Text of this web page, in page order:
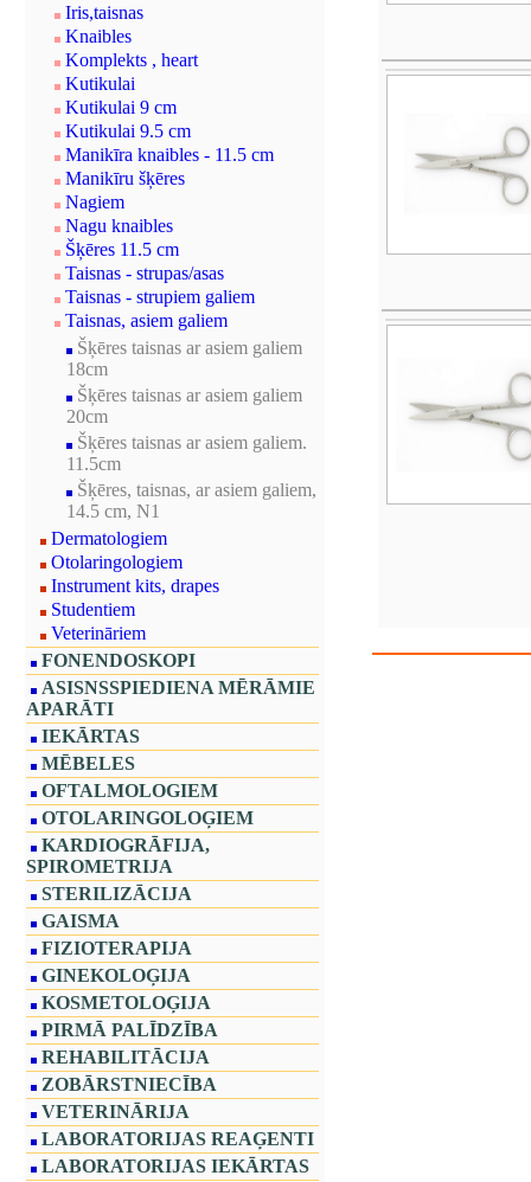
Iris,taisnas
Knaibles
Komplekts , heart
Kutikulai
Kutikulai 9 cm
Kutikulai 9.5 cm
Manikīra knaibles - 11.5 cm
Manikīru šķēres
Nagiem
Nagu knaibles
Šķēres 11.5 cm
Taisnas - strupas/asas
Taisnas - strupiem galiem
Taisnas, asiem galiem
Šķēres taisnas ar asiem galiem
18cm
Šķēres taisnas ar asiem galiem
20cm
Šķēres taisnas ar asiem galiem.
11.5cm
Šķēres, taisnas, ar asiem galiem,
14.5 cm, N1
Dermatologiem
Otolaringologiem
Instrument kits, drapes
Studentiem
Veterināriem
FONENDOSKOPI
ASISNSSPIEDIENA MĒRĀMIE
APARĀTI
IEKĀRTAS
MĒBELES
OFTALMOLOGIEM
OTOLARINGOLOĢIEM
KARDIOGRĀFIJA,
SPIROMETRIJA
STERILIZĀCIJA
GAISMA
FIZIOTERAPIJA
GINEKOLOĢIJA
KOSMETOLOĢIJA
PIRMĀ PALĪDZĪBA
REHABILITĀCIJA
ZOBĀRSTNIECĪBA
VETERINĀRIJA
LABORATORIJAS REAĢENTI
LABORATORIJAS IEKĀRTAS